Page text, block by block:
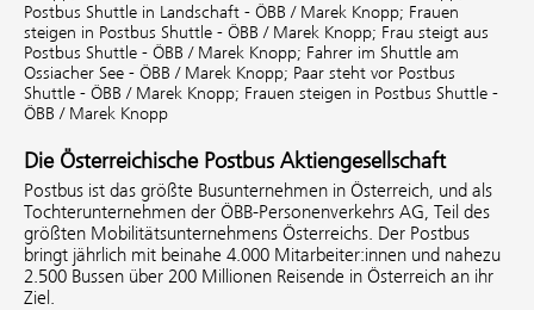
Postbus Shuttle in Landschaft - ÖBB / Marek Knopp; Frauen
steigen in Postbus Shuttle - ÖBB / Marek Knopp; Frau steigt aus
Postbus Shuttle - ÖBB / Marek Knopp; Fahrer im Shuttle am
Ossiacher See - ÖBB / Marek Knopp; Paar steht vor Postbus
Shuttle - ÖBB / Marek Knopp; Frauen steigen in Postbus Shuttle -
ÖBB / Marek Knopp
Die Österreichische Postbus Aktiengesellschaft
Postbus ist das größte Busunternehmen in Österreich, und als
Tochterunternehmen der ÖBB-Personenverkehrs AG, Teil des
größten Mobilitätsunternehmens Österreichs. Der Postbus
bringt jährlich mit beinahe 4.000 Mitarbeiter:innen und nahezu
2.500 Bussen über 200 Millionen Reisende in Österreich an ihr
Ziel.